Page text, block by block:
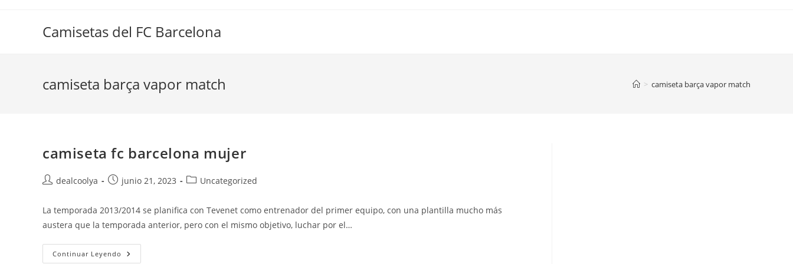
Camisetas del FC Barcelona
camiseta barça vapor match > camiseta barça vapor match
camiseta fc barcelona mujer
Autor
la
entrada:
dealcoolya
Publicación
la
entrada:
junio 21, 2023
Categoría
entrada:
Uncategorized
La temporada 2013/2014 se planifica con Tevenet como entrenador del primer equipo, con una plantilla mucho más
austera que la temporada anterior, pero con el mismo objetivo, luchar por el…
Continuar Leyendo Camiseta